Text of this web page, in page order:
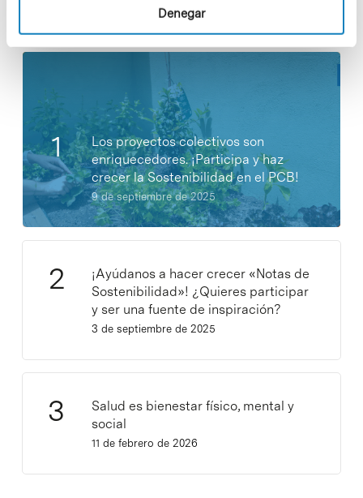
Denegar
Los proyectos colectivos son
enriquecedores. ¡Participa y haz
crecer la Sostenibilidad en el PCB!
9 de septiembre de 2025
¡Ayúdanos a hacer crecer «Notas de
Sostenibilidad»! ¿Quieres participar
y ser una fuente de inspiración?
3 de septiembre de 2025
Salud es bienestar físico, mental y
social
11 de febrero de 2026